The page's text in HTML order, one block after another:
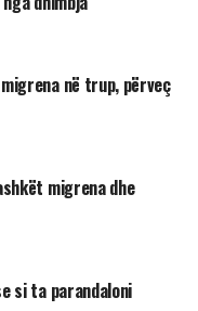
në trup, përveç
migrena dhe
si ta parandaloni